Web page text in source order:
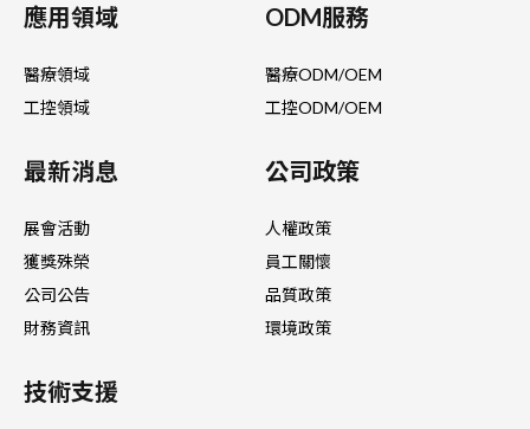
應用領域
醫療領域
工控領域
ODM服務
醫療ODM/OEM
工控ODM/OEM
最新消息
展會活動
獲獎殊榮
公司公告
財務資訊
公司政策
人權政策
員工關懷
品質政策
環境政策
技術支援